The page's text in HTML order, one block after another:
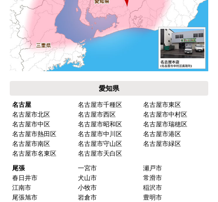
【注文からどのくらいで届きましたか？】
工事日を自分から発注の2週間先にしていたので、
遅れることもなく予定通りに工事前に到着。
【その他感想・コメント】
保証書に添付する工事店の証明もきちんと対応し
次に何か交換タイミングが来たら、一番の候補先
業者さんです。
ピングーヒサコさん
2025年10月30日 14:53
欲しい商品をスムーズに注文できましたか？
ショップからの連絡や対応は適切でしたか？
愛知県
名古屋 名古屋市千種区
名古屋市東区
名古屋市北区
名古屋市西区
名古屋市中村区
名古屋市中区
名古屋市昭和区
名古屋市瑞穂区
名古屋市熱田区
名古屋市中川区
名古屋市港区
名古屋市南区
名古屋市守山区
名古屋市緑区
名古屋市名東区
名古屋市天白区
尾張
一宮市
瀬戸市
春日井市
犬山市
常滑市
江南市
小牧市
稲沢市
尾張旭市
岩倉市
豊明市